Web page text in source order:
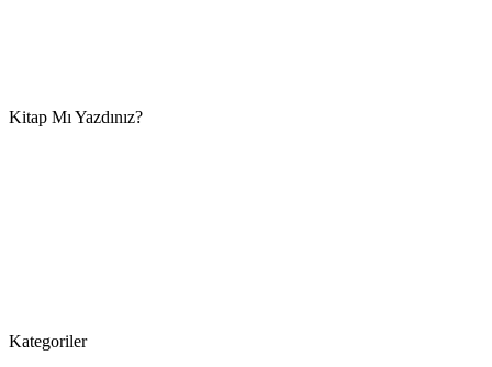
Kitap Mı Yazdınız?
Kategoriler